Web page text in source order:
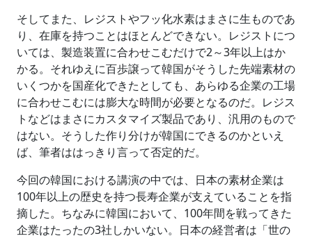
そしてまた、レジストやフッ化水素はまさに生ものであ
り、在庫を持つことはほとんどできない。レジストにつ
いては、製造装置に合わせこむだけで2～3年以上はか
かる。それゆえに百歩譲って韓国がそうした先端素材の
いくつかを国産化できたとしても、あらゆる企業の工場
に合わせこむには膨大な時間が必要となるのだ。レジス
トなどはまさにカスタマイズ製品であり、汎用のもので
はない。そうした作り分けが韓国にできるのかといえ
ば、筆者ははっきり言って否定的だ。
今回の韓国における講演の中では、日本の素材企業は
100年以上の歴史を持つ長寿企業が支えていることを指
摘した。ちなみに韓国において、100年間を戦ってきた
企業はたったの3社しかいない。日本の経営者は「世の